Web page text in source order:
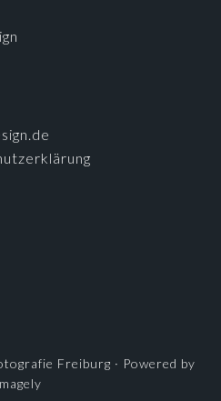
Freiburg · Powered by